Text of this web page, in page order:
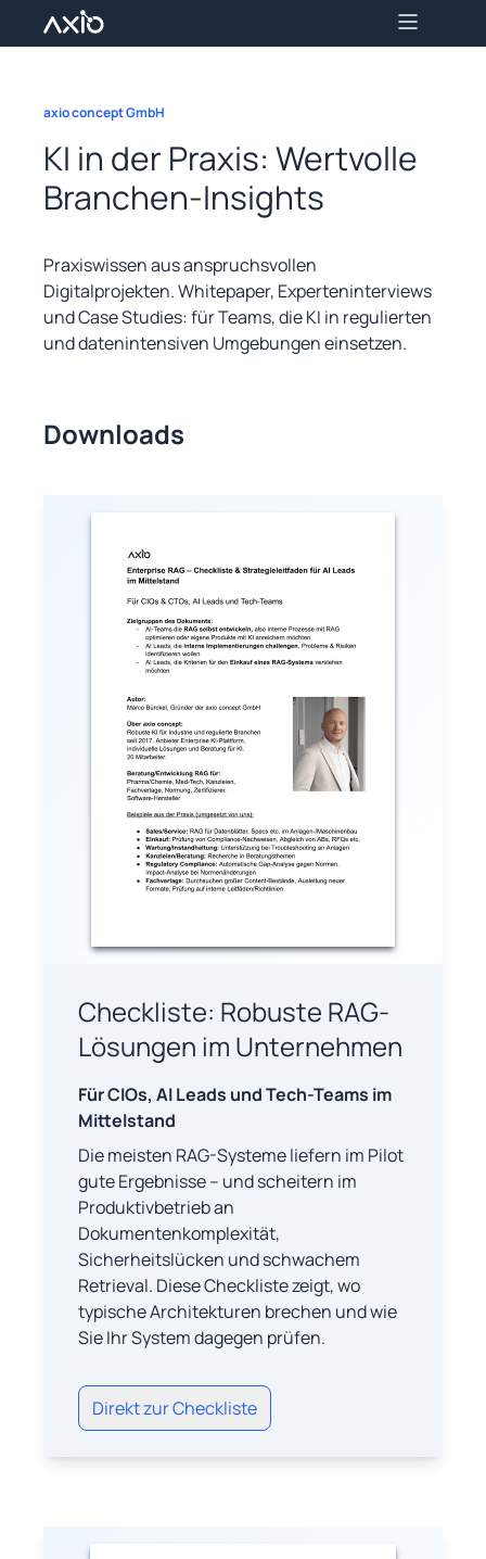
Lösungen
Über uns
Success Stories
Ressourcen
axio concept GmbH
KI in der Praxis: Wertvolle
Branchen-Insights
Praxiswissen aus anspruchsvollen
Digitalprojekten. Whitepaper, Experteninterviews
und Case Studies: für Teams, die KI in regulierten
und datenintensiven Umgebungen einsetzen.
Downloads
Checkliste: Robuste RAG-
Lösungen im Unternehmen
Für CIOs, AI Leads und Tech-Teams im
Mittelstand
Die meisten RAG-Systeme liefern im Pilot
gute Ergebnisse – und scheitern im
Produktivbetrieb an
Dokumentenkomplexität,
Sicherheitslücken und schwachem
Retrieval. Diese Checkliste zeigt, wo
typische Architekturen brechen und wie
Sie Ihr System dagegen prüfen.
Direkt zur Checkliste